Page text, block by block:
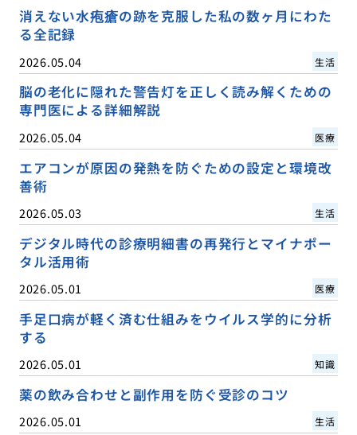
消えない水疱瘡の跡を克服した私の数ヶ月にわた
る全記録
2026.05.04 生活
脳の老化に隠れた警告灯を正しく読み解くための
専門医による詳細解説
2026.05.04 医療
エアコンが原因の発熱を防ぐための設定と環境改
善術
2026.05.03 生活
デジタル時代の診療明細書の再発行とマイナポー
タル活用術
2026.05.01 医療
手足口病が軽く済む仕組みをウイルス学的に分析
する
2026.05.01 知識
薬の飲み合わせと副作用を防ぐ受診のコツ
2026.05.01 生活